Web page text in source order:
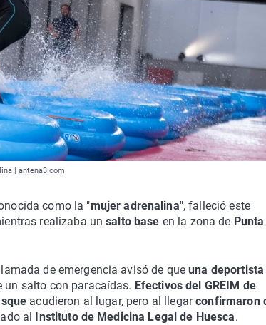
| antena3.com
como la "mujer adrenalina", falleció este
realizaba unsalto base en la zona de Punta
de emergencia avisó de queuna deportista
un salto con paracaídas. Efectivos del GREIM de
acudieron al lugar, pero al llegarconfirmaron
al Instituto de Medicina Legal de Huesca.